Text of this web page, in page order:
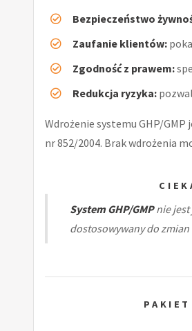
Bezpieczeństwo
Zaufanie klientów:
Zgodność z prawem:
Redukcja ryzyka:
Wdrożenie systemu GHP/
nr 852/2004. Brak wdrożenia
System GHP/GMPnie jest
dostosowywany do